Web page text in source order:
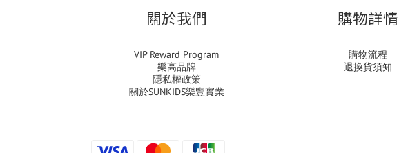
關於我們
VIP Reward Program
樂高品牌
隱私權政策
關於SUNKIDS樂豐實業
購物詳情
購物流程
退換貨須知